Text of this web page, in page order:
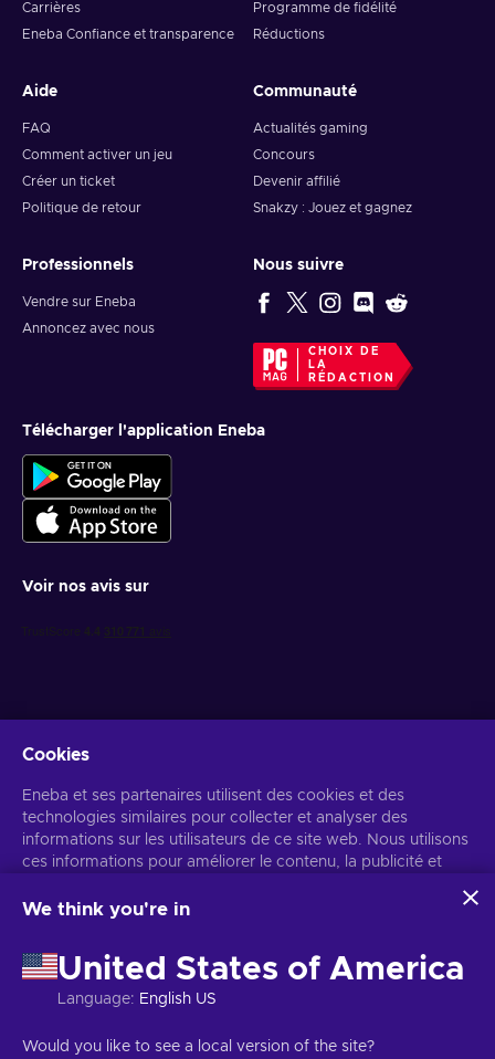
Carrières
Eneba Confiance et transparence
Programme de fidélité
Réductions
Aide
FAQ
Comment activer un jeu
Créer un ticket
Politique de retour
Communauté
Actualités gaming
Concours
Devenir affilié
Snakzy : Jouez et gagnez
Professionnels
Vendre sur Eneba
Annoncez avec nous
Nous suivre
CHOIX DE
LA
RÉDACTION
Télécharger l'application Eneba
Voir nos avis sur
S’abonner
Vous pouvez vous désabonner à tout moment. Consultez l'avis de
Copyright © 2026 Eneba. Tous droits réservés. SARL Helis play,
Cookies
Eneba et ses partenaires utilisent des cookies et des
technologies similaires pour collecter et analyser des
informations sur les utilisateurs de ce site web. Nous utilisons
ces informations pour améliorer le contenu, la publicité et
également être utilisées pour personnaliser les annonces.
l'utilisation de ces technologies par Eneba et ses partenaires.
Vous pouvez ajuster votre consentement en cliquant sur
« Personnaliser ».
Google, consultezSécurité et confidentialité Google Business
We think you're in
United States of America
Language: English US
Would you like to see a local version of the site?